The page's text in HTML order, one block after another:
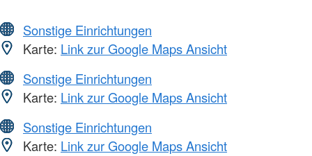
Sonstige Einrichtungen
Karte: Link zur Google Maps Ansicht
Sonstige Einrichtungen
Karte: Link zur Google Maps Ansicht
Sonstige Einrichtungen
Karte: Link zur Google Maps Ansicht